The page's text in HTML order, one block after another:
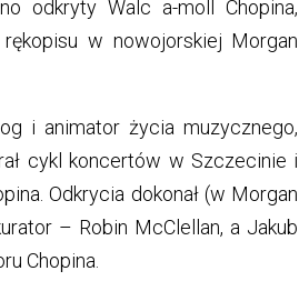
odkryty Walc a-moll Chopina,
w nowojorskiej Morgan
i animator życia muzycznego,
cykl koncertów w Szczecinie i
Odkrycia dokonał (w Morgan
– Robin McClellan, a Jakub
Chopina.